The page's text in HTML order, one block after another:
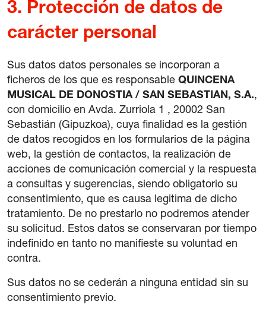
3. Protección de datos de
carácter personal
Sus datos datos personales se incorporan a
ficheros de los que es responsable QUINCENA
MUSICAL DE DONOSTIA / SAN SEBASTIAN, S.A.,
con domicilio en Avda. Zurriola 1 , 20002 San
Sebastián (Gipuzkoa), cuya finalidad es la gestión
de datos recogidos en los formularios de la página
web, la gestión de contactos, la realización de
acciones de comunicación comercial y la respuesta
a consultas y sugerencias, siendo obligatorio su
consentimiento, que es causa legitima de dicho
tratamiento. De no prestarlo no podremos atender
su solicitud. Estos datos se conservaran por tiempo
indefinido en tanto no manifieste su voluntad en
contra.
Sus datos no se cederán a ninguna entidad sin su
consentimiento previo.